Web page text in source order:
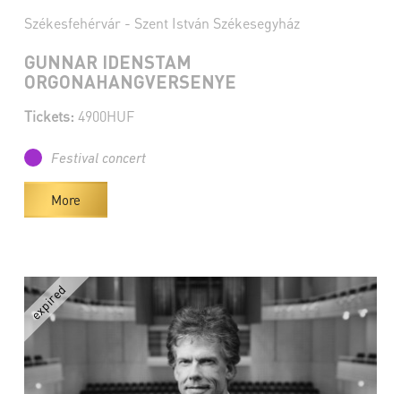
Székesfehérvár - Szent István Székesegyház
GUNNAR IDENSTAM
ORGONAHANGVERSENYE
Tickets: 4900HUF
Festival concert
More